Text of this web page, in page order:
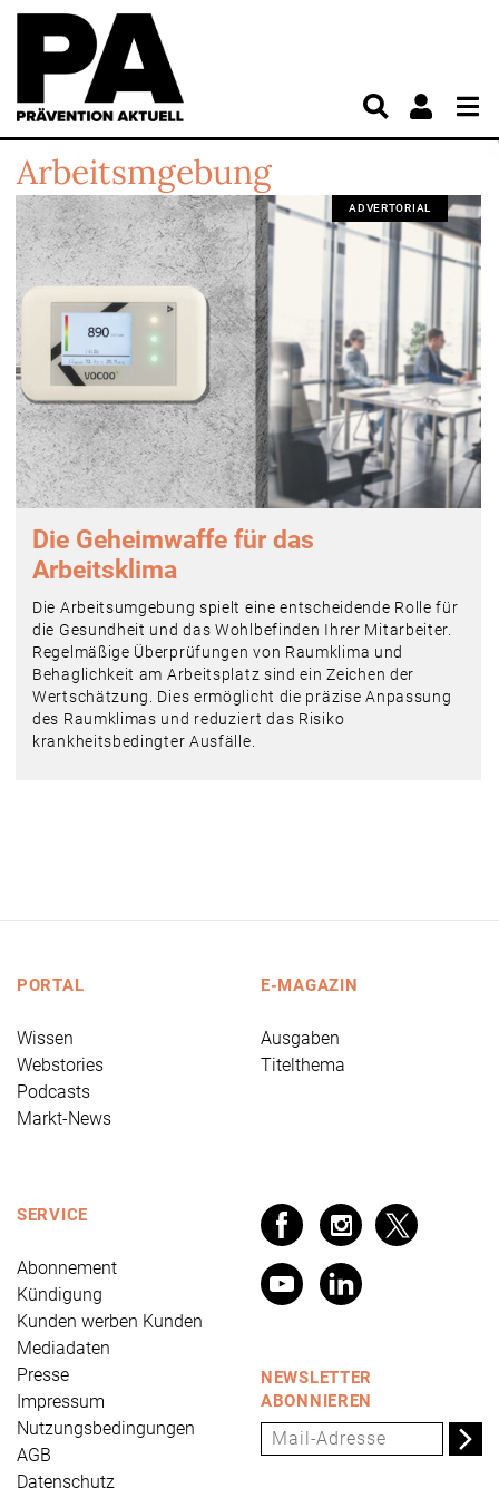
Arbeitsmgebung
ADVERTORIAL
Die Geheimwaffe für das
Arbeitsklima
Die Arbeitsumgebung spielt eine entscheidende Rolle für
die Gesundheit und das Wohlbefinden Ihrer Mitarbeiter.
Regelmäßige Überprüfungen von Raumklima und
Behaglichkeit am Arbeitsplatz sind ein Zeichen der
Wertschätzung. Dies ermöglicht die präzise Anpassung
des Raumklimas und reduziert das Risiko
krankheitsbedingter Ausfälle.
PORTAL
Wissen
Webstories
Podcasts
Markt-News
E-MAGAZIN
Ausgaben
Titelthema
SERVICE
Abonnement
Kündigung
Kunden werben Kunden
Mediadaten
Presse
Impressum
Nutzungsbedingungen
AGB
Datenschutz
NEWSLETTER
ABONNIEREN